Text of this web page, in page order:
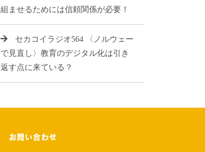
組ませるためには信頼関係が必要！
セカコイラジオ564 〈ノルウェー
で見直し〉教育のデジタル化は引き
返す点に来ている？
お問い合わせ